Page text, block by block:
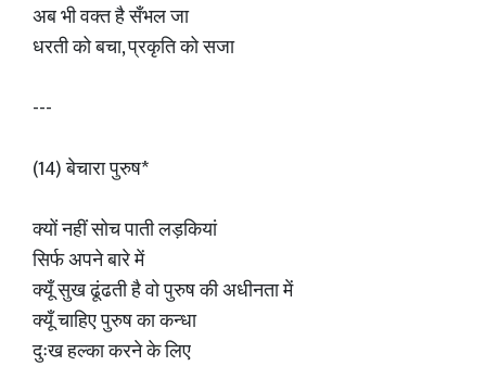
अब भी वक्त है सँभल जा
धरती को बचा, प्रकृति को सजा
---
(14) बेचारा पुरुष*
क्यों नहीं सोच पाती लड़कियां
सिर्फ अपने बारे में
क्यूँ सुख ढूंढती है वो पुरुष की अधीनता में
क्यूँ चाहिए पुरुष का कन्धा
दुःख हल्का करने के लिए